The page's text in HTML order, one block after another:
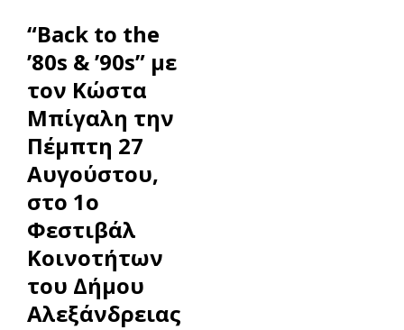
“Back to the
’80s & ’90s” με
τον Κώστα
Μπίγαλη την
Πέμπτη 27
Αυγούστου,
στο 1ο
Φεστιβάλ
Κοινοτήτων
του Δήμου
Αλεξάνδρειας